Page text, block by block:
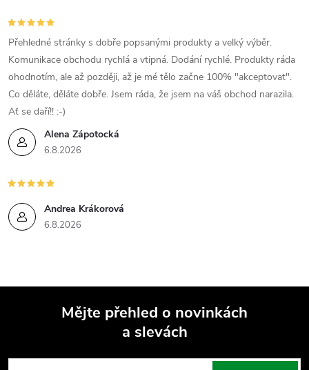
v
k
y
v
ý
p
i
s
Alena Zápotocká
6.8.2026
Přehledné stránky s dobře popsanými produkty a velký výběr.
Komunikace obchodu rychlá a vtipná. Dodání rychlé. Produkty ráda
ohodnotím, ale až později, až je mé tělo začne 100% "akceptovat".
Co děláte, děláte dobře. Jsem ráda, že jsem na váš obchod narazila.
Ať se daří!! :-)
Andrea Krákorová
6.8.2026
Mějte přehled o novinkách
a slevách